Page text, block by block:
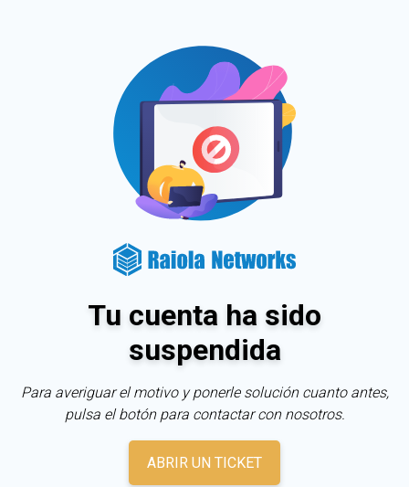
Tu cuenta ha sido
suspendida
Para averiguar el motivo y ponerle solución cuanto antes,
pulsa el botón para contactar con nosotros.
ABRIR UN TICKET